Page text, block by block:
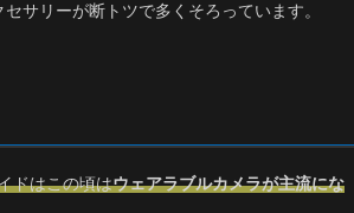
サリーが断トツで多くそろっています。
ドはこの頃はウェアラブルカメラが主流にな